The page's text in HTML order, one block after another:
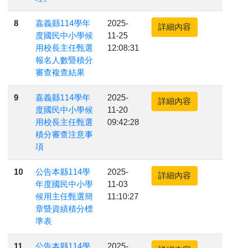
8
嘉義縣114學年
度國民中小學候
用校長主任甄選
報名人數暨積分
審查複查結果
2025-
11-25
12:08:31
詳細內容
9
嘉義縣114學年
度國民中小學候
用校長主任甄選
積分審查注意事
項
2025-
11-20
09:42:28
詳細內容
10
公告本縣114學
年度國民中小學
候用主任甄選簡
章暨資績積分標
準表
2025-
11-03
11:10:27
詳細內容
11 公告本縣114學 2025-